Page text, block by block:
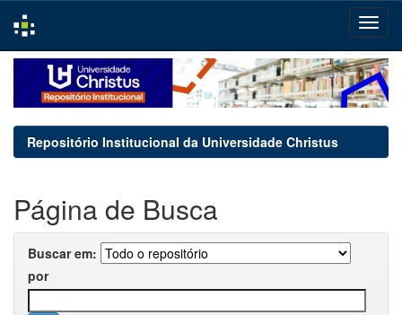
navigation
Repositório Institucional da Universidade Christus
Página de Busca
Buscar em:
por